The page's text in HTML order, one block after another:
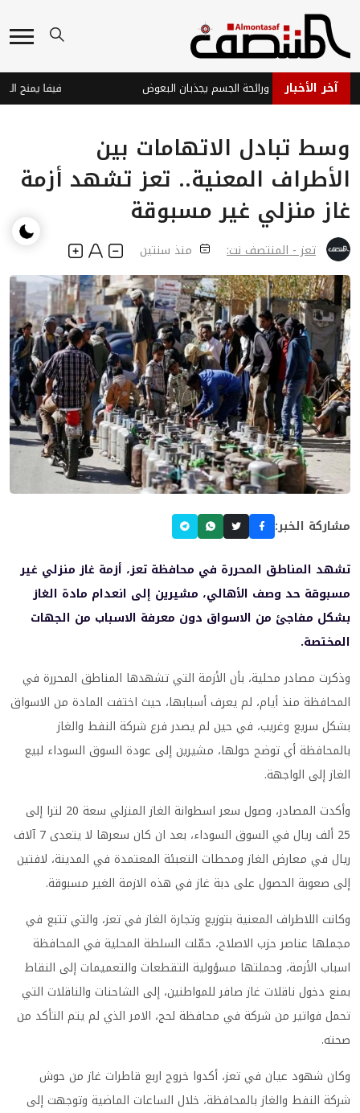
آخر الأخبار
بكتيريا الجلد ورائحة الجسم يجذبان البعوض
وسط تبادل الاتهامات بين
الأطراف المعنية.. تعز تشهد أزمة
غاز منزلي غير مسبوقة
تعز - المنتصف نت: منذ سنتين
مشاركة الخبر:
تشهد المناطق المحررة في محافظة تعز، أزمة غاز منزلي غير
مسبوقة حد وصف الأهالي، مشيرين إلى انعدام مادة الغاز
بشكل مفاجئ من الاسواق دون معرفة الاسباب من الجهات
المختصة.
وذكرت مصادر محلية، بأن الأزمة التي تشهدها المناطق المحررة في
المحافظة منذ أيام، لم يعرف أسبابها، حيث اختفت المادة من الاسواق
بشكل سريع وغريب، في حين لم يصدر فرع شركة النفط والغاز
بالمحافظة أي توضح حولها، مشيرين إلى عودة السوق السوداء لبيع
الغاز إلى الواجهة.
وأكدت المصادر، وصول سعر اسطوانة الغاز المنزلي سعة 20 لترا إلى
25 ألف ريال في السوق السوداء، بعد ان كان سعرها لا يتعدى 7 آلاف
ريال في معارض الغاز ومحطات التعبئة المعتمدة في المدينة، لافتين
إلى صعوبة الحصول على دبة غاز في هذه الازمة الغير مسبوقة.
وكانت اللاطراف المعنية بتوزيع وتجارة الغاز في تعز، والتي تتبع في
مجملها عناصر حزب الاصلاح، حمّلت السلطة المحلية في المحافظة
اسباب الأزمة، وحملتها مسؤولية التقطعات والتعميمات إلى النقاط
بمنع دخول ناقلات غاز صافر للمواطنين، إلى الشاحنات والناقلات التي
تحمل فواتير من شركة في محافظة لحج، الامر الذي لم يتم التأكد من
صحته.
وكان شهود عيان في تعز، أكدوا خروج اربع قاطرات غاز من حوش
شركة النفط والغاز بالمحافظة، خلال الساعات الماضية وتوجهت إلى